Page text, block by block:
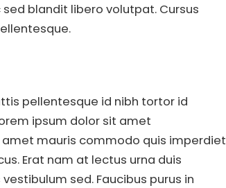
blandit libero volutpat. Cursus
pellentesque id nibh tortor id
ipsum dolor sit amet
mauris commodo quis imperdiet
Erat nam at lectus urna duis
sed. Faucibus purus in